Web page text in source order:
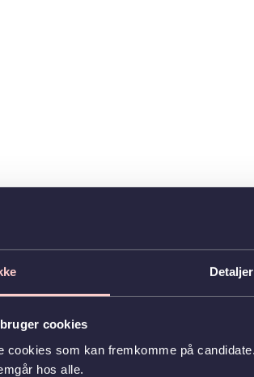
Detaljer
cookies
cookies som kan fremkomme på
hos alle.